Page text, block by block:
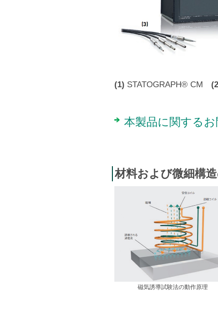
(1) STATOGRAPH® CM
本製品に関する
材料および微細構
磁気誘導試験法の動作原理